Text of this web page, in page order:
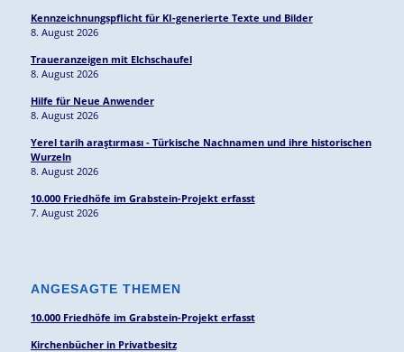
Kennzeichnungspflicht für KI-generierte Texte und Bilder
8. August 2026
Traueranzeigen mit Elchschaufel
8. August 2026
Hilfe für Neue Anwender
8. August 2026
Yerel tarih araştırması - Türkische Nachnamen und ihre historischen
Wurzeln
8. August 2026
10.000 Friedhöfe im Grabstein-Projekt erfasst
7. August 2026
ANGESAGTE THEMEN
10.000 Friedhöfe im Grabstein-Projekt erfasst
Kirchenbücher in Privatbesitz